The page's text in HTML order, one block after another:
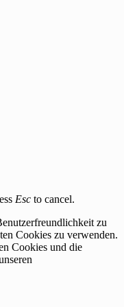
Esc to cancel.
zu
Cookies zu verwenden.
Cookies und die